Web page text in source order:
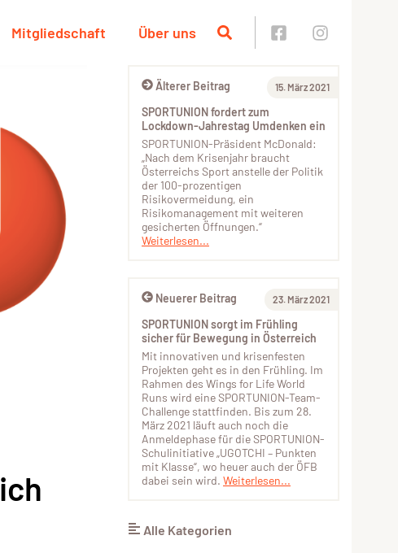
Mitgliedschaft Über uns
Älterer Beitrag 15. März 2021
SPORTUNION fordert zum
Lockdown-Jahrestag Umdenken ein
SPORTUNION-Präsident McDonald:
„Nach dem Krisenjahr braucht
Österreichs Sport anstelle der Politik
der 100-prozentigen
Risikovermeidung, ein
Risikomanagement mit weiteren
gesicherten Öffnungen.“
Weiterlesen...
Neuerer Beitrag 23. März 2021
SPORTUNION sorgt im Frühling
sicher für Bewegung in Österreich
Mit innovativen und krisenfesten
Projekten geht es in den Frühling. Im
Rahmen des Wings for Life World
Runs wird eine SPORTUNION-­­Team-
Challenge stattfinden. Bis zum 28.
März 2021 läuft auch noch die
Anmeldephase für die SPORTUNION-
Schulinitiative „UGOTCHI – Punkten
mit Klasse“, wo heuer auch der ÖFB
dabei sein wird. Weiterlesen...
Alle Kategorien